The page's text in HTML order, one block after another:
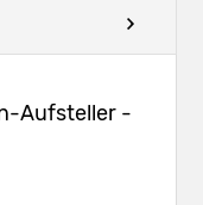
Aufsteller -